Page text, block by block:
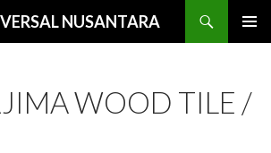
NUSANTARA
WOOD TILE /